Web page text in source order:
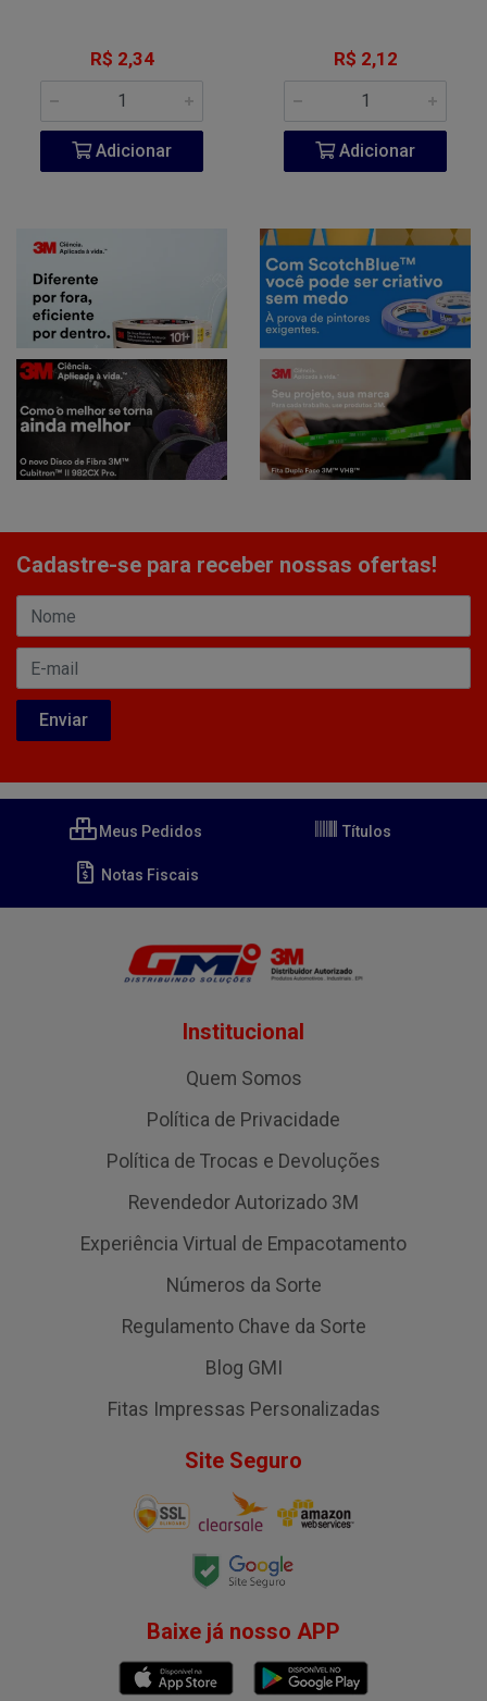
R$ 2,34
Adicionar
R$ 2,12
Adicionar
Cadastre-se para receber nossas ofertas!
Meus Pedidos Títulos
Notas Fiscais
Institucional
Quem Somos
Política de Privacidade
Política de Trocas e Devoluções
Revendedor Autorizado 3M
Experiência Virtual de Empacotamento
Números da Sorte
Regulamento Chave da Sorte
Blog GMI
Fitas Impressas Personalizadas
Site Seguro
Baixe já nosso APP